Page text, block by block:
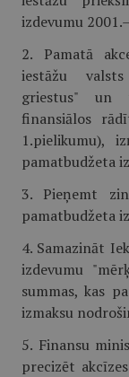
izdevumu
2. Pamatā
iestāžu
griestus" un
finansiālos
1.pielikumu),
pamatbudžeta
3. Pieņemt
pamatbudžeta
4. Samazināt
izdevumu
summas, kas
izmaksu
5. Finansu
precizēt